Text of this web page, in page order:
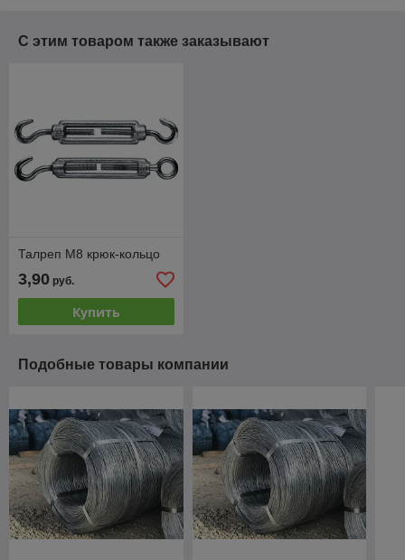
С этим товаром также заказывают
Талреп М8 крюк-кольцо
3,90 руб.
Купить
Подобные товары компании